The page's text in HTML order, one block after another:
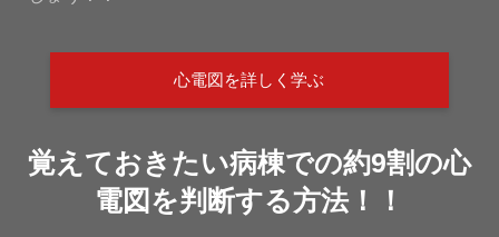
心電図を詳しく学ぶ
覚えておきたい病棟での約9割の心
電図を判断する方法！！